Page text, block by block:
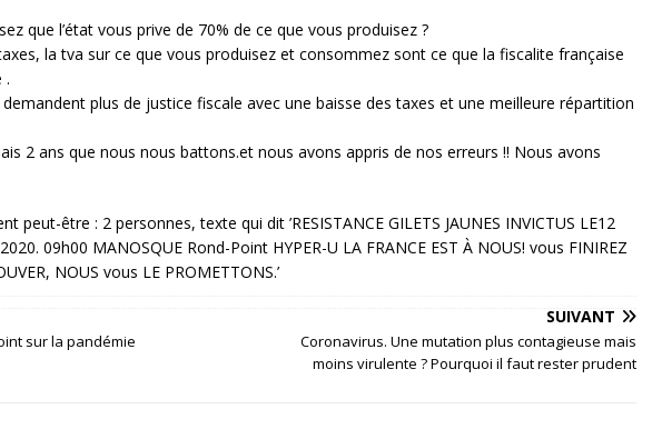
que l’état vous prive de 70% de ce que vous produisez ?
la tva sur ce que vous produisez et consommez sont ce que la fiscalite française
.
plus de justice fiscale avec une baisse des taxes et une meilleure répartition
2 ans que nous nous battons.et nous avons appris de nos erreurs !! Nous avons
sur la pandémie
SUIVANT
Coronavirus. Une mutation plus contagieuse mais
moins virulente ? Pourquoi il faut rester prudent